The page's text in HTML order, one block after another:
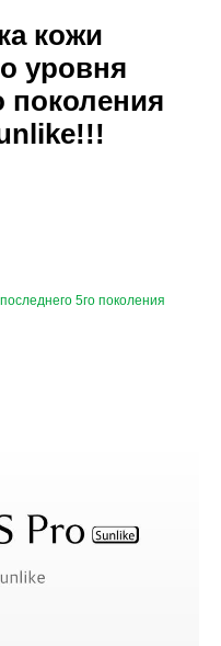
кожи
уровня
поколения
!!!
5го поколения